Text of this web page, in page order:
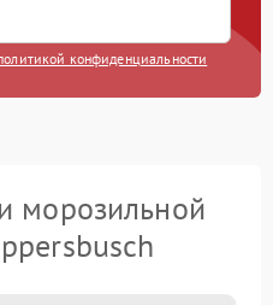
конфиденциальности
морозильной